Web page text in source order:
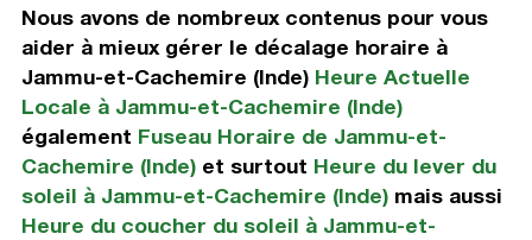
Nous avons de nombreux contenus pour vous
aider à mieux gérer le décalage horaire à
Jammu-et-Cachemire (Inde) Heure Actuelle
Locale à Jammu-et-Cachemire (Inde)
également Fuseau Horaire de Jammu-et-
Cachemire (Inde)et surtout Heure du lever du
soleil à Jammu-et-Cachemire (Inde)mais aussi
Heure du coucher du soleil à Jammu-et-